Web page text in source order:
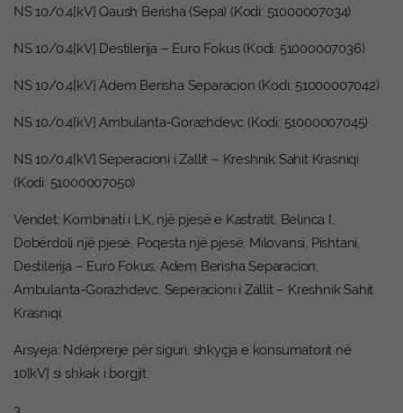
NS 10/0.4[kV] Qaush Berisha (Sepa) (Kodi: 51000007034)
NS 10/0.4[kV] Destilerija – Euro Fokus (Kodi: 51000007036)
NS 10/0.4[kV] Adem Berisha Separacion (Kodi: 51000007042)
NS 10/0.4[kV] Ambulanta-Gorazhdevc (Kodi: 51000007045)
NS 10/0.4[kV] Seperacioni i Zallit – Kreshnik Sahit Krasniqi
(Kodi: 51000007050)
Vendet: Kombinati i LK, një pjesë e Kastratit, Belinca I,
Dobërdoli një pjesë, Poqesta një pjesë, Milovansi, Pishtani,
Destilerija – Euro Fokus, Adem Berisha Separacion,
Ambulanta-Gorazhdevc, Seperacioni i Zallit – Kreshnik Sahit
Krasniqi.
Arsyeja: Ndërprerje për siguri, shkyçja e konsumatorit në
10[kV] si shkak i borgjit.